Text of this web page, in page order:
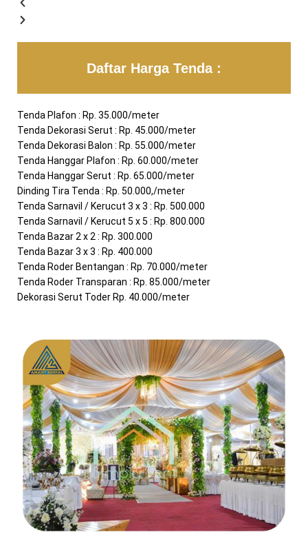
Daftar Harga Tenda :
Tenda Plafon : Rp. 35.000/meter
Tenda Dekorasi Serut : Rp. 45.000/meter
Tenda Dekorasi Balon : Rp. 55.000/meter
Tenda Hanggar Plafon : Rp. 60.000/meter
Tenda Hanggar Serut : Rp. 65.000/meter
Dinding Tira Tenda : Rp. 50.000,/meter
Tenda Sarnavil / Kerucut 3 x 3 : Rp. 500.000
Tenda Sarnavil / Kerucut 5 x 5 : Rp. 800.000
Tenda Bazar 2 x 2 : Rp. 300.000
Tenda Bazar 3 x 3 : Rp. 400.000
Tenda Roder Bentangan : Rp. 70.000/meter
Tenda Roder Transparan : Rp. 85.000/meter
Dekorasi Serut Toder Rp. 40.000/meter